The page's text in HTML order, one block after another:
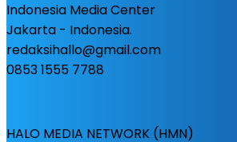
Indonesia Media Center
Jakarta - Indonesia.
redaksihallo@gmail.com
0853 1555 7788
HALO MEDIA NETWORK (HMN)